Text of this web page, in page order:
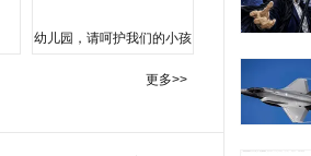
幼儿园，请呵护我们的小孩
更多>>